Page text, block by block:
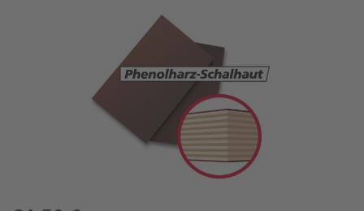
Bildergalerie überspringen